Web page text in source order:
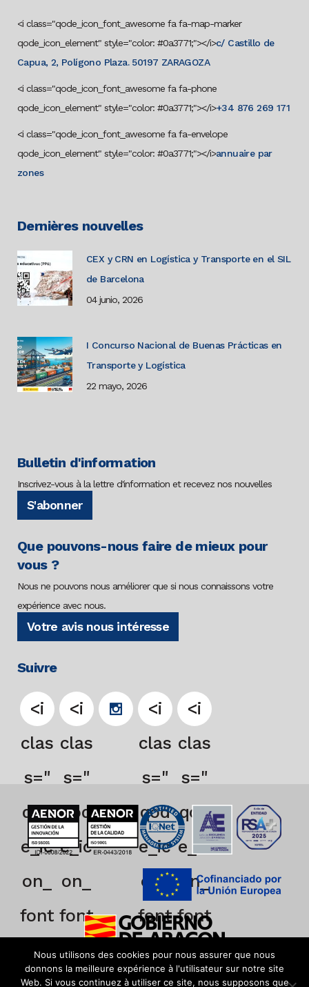
<i class="qode_icon_font_awesome fa fa-map-marker
qode_icon_element" style="color: #0a3771;"></i>c/ Castillo de
Capua, 2, Polígono Plaza. 50197 ZARAGOZA
<i class="qode_icon_font_awesome fa fa-phone
qode_icon_element" style="color: #0a3771;"></i>+34 876 269 171
<i class="qode_icon_font_awesome fa fa-envelope
qode_icon_element" style="color: #0a3771;"></i>annuaire par
zones
Dernières nouvelles
CEX y CRN en Logística y Transporte en el SIL
de Barcelona
04 junio, 2026
I Concurso Nacional de Buenas Prácticas en
Transporte y Logística
22 mayo, 2026
Bulletin d'information
Inscrivez-vous à la lettre d'information et recevez nos nouvelles
S'abonner
Que pouvons-nous faire de mieux pour
vous ?
Nous ne pouvons nous améliorer que si nous connaissons votre
expérience avec nous.
Votre avis nous intéresse
Suivre
<i
clas
s="
qod
e_ic
on_
font
_aw
<i
clas
s="
qod
e_ic
on_
font
_aw
<i
clas
s="
qod
e_ic
on_
font
_aw
<i
clas
s="
qod
e_ic
on_
font
_aw
Nous utilisons des cookies pour nous assurer que nous
donnons la meilleure expérience à l'utilisateur sur notre site
Web. Si vous continuez à utiliser ce site, nous supposons que